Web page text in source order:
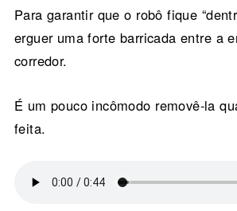
Para garantir que o robô fique
erguer uma forte barricada entre a
corredor.
É um pouco incômodo removê-la
feita.